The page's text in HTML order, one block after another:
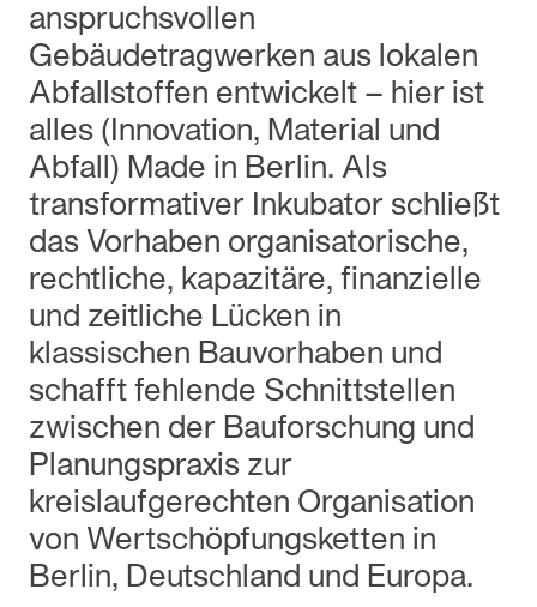
anspruchsvollen
Gebäudetragwerken aus lokalen
Abfallstoffen entwickelt – hier ist
alles (Innovation, Material und
Abfall) Made in Berlin. Als
transformativer Inkubator schließt
das Vorhaben organisatorische,
rechtliche, kapazitäre, finanzielle
und zeitliche Lücken in
klassischen Bauvorhaben und
schafft fehlende Schnittstellen
zwischen der Bauforschung und
Planungspraxis zur
kreislaufgerechten Organisation
von Wertschöpfungsketten in
Berlin, Deutschland und Europa.